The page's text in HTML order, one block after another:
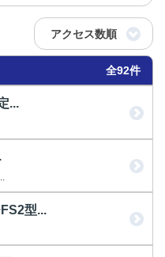
アクセス数順
全92件
...
型...